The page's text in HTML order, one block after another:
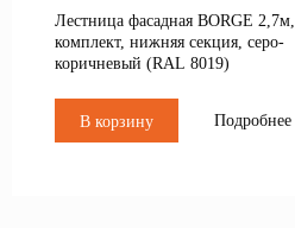
Лестница фасадная BORGE 2,7м,
комплект, нижняя секция, серо-
коричневый (RAL 8019)
В корзину Подробнее